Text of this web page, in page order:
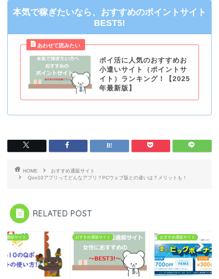
本気で稼ぎたいなら、おすすめのポイントサイト
BEST5!
ポイ活に人気のおすすめお
小遣いサイト（ポイントサ
イト）ランキング！【2025
年最新版】
HOME
おすすめ通販サイト
Qoo10アプリってどんなアプリ？PCウェブ版との違いは？メリットも！
RELATED POST
め通販サイト おすすめ通販サイト おすすめ通販サイト